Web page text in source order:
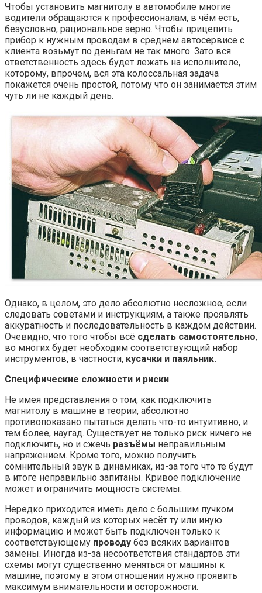
Чтобы установить магнитолу в автомобиле многие
водители обращаются к профессионалам, в чём есть,
безусловно, рациональное зерно. Чтобы прицепить
прибор к нужным проводам в среднем автосервисе с
клиента возьмут по деньгам не так много. Зато вся
ответственность здесь будет лежать на исполнителе,
которому, впрочем, вся эта колоссальная задача
покажется очень простой, потому что он занимается этим
чуть ли не каждый день.
Однако, в целом, это дело абсолютно несложное, если
следовать советами и инструкциям, а также проявлять
аккуратность и последовательность в каждом действии.
Очевидно, что того чтобы всё сделать самостоятельно,
во многих будет необходим соответствующий набор
инструментов, в частности, кусачки и паяльник.
Специфические сложности и риски
Не имея представления о том, как подключить
магнитолу в машине в теории, абсолютно
противопоказано пытаться делать что-то интуитивно, и
тем более, наугад. Существует не только риск ничего не
подключить, но и сжечь разъёмы неправильным
напряжением. Кроме того, можно получить
сомнительный звук в динамиках, из-за того что те будут
в итоге неправильно запитаны. Кривое подключение
может и ограничить мощность системы.
Нередко приходится иметь дело с большим пучком
проводов, каждый из которых несёт ту или иную
информацию и может быть подключен только к
соответствующему проводу без всяких вариантов
замены. Иногда из-за несоответствия стандартов эти
схемы могут существенно меняться от машины к
машине, поэтому в этом отношении нужно проявить
максимум внимательности и осторожности.